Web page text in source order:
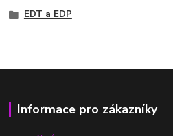
EDT a EDP
Informace pro zákazníky